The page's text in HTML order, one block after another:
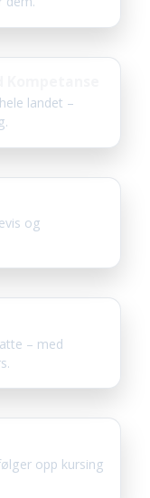
landet –
og
– med
opp kursing